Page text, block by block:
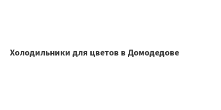
Холодильники для цветов в Домодедове